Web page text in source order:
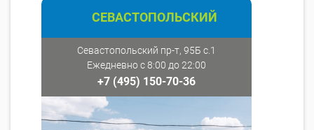
СЕВАСТОПОЛЬСКИЙ
Севастопольский пр-т, 95Б с.1
Ежедневно с 8:00 до 22:00
+7 (495) 150-70-36